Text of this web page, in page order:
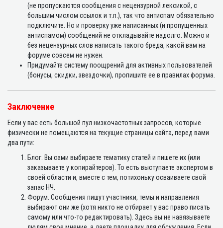
(не пропускаются сообщения с нецензурной лексикой, с
большим числом ссылок и т.п.), так что антиспам обязательно
подключите. Но и проверку уже написанных (и пропущенных
антиспамом) сообщений не откладывайте надолго. Можно и
без нецензурных слов написать такого бреда, какой вам на
форуме совсем не нужен.
Придумайте систему поощрений для активных пользователей
(бонусы, скидки, звездочки), пропишите ее в правилах форума.
Заключение
Если у вас есть большой пул низкочастотных запросов, которые
физически не помещаются на текущие страницы сайта, перед вами
два пути:
Блог. Вы сами выбираете тематику статей и пишете их (или
заказываете у копирайтеров). То есть выступаете экспертом в
своей области и, вместе с тем, потихоньку осваиваете свой
запас НЧ.
Форум. Сообщения пишут участники, темы и направления
выбирают они же (хотя никто не отбирает у вас право писать
самому или что-то редактировать). Здесь вы не навязываете